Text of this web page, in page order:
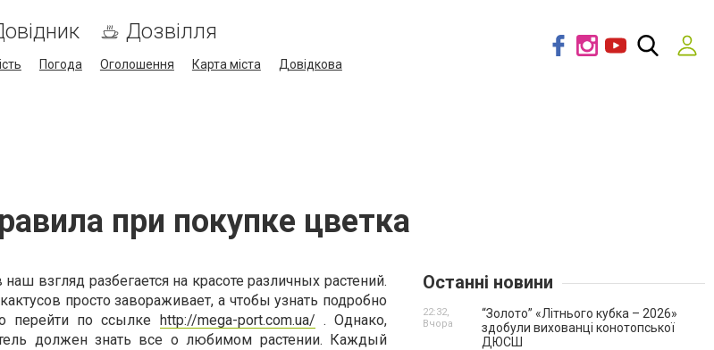
Дозвілля
Погода Оголошення Карта міста Довідкова
при покупке цветка
взгляд разбегается на красоте различных растений.
просто завораживает, а чтобы узнать подробно
по ссылке http://mega-port.com.ua/ . Однако,
должен знать все о любимом растении. Каждый
Останні новини
“Золото” «Літнього кубка – 2026»
здобули вихованці конотопської
ДЮСШ
22:32,
Вчора